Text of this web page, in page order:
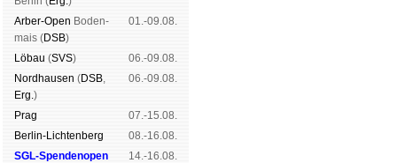
Arber-Open Boden­
mais (DSB)
01.-09.08.
Lö­bau (SVS)
06.-09.08.
Nord­hau­sen (DSB,
Erg.)
06.-09.08.
Prag
07.-15.08.
Berlin-Lich­ten­berg
08.-16.08.
SGL-Spenden­open
14.-16.08.